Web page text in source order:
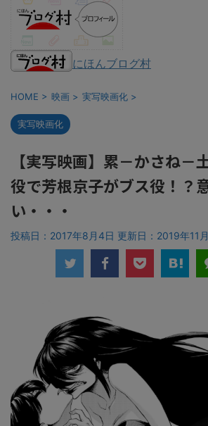
にほんブログ村
HOME > 映画 > 実写映画化 >
実写映画化
【実写映画】累－かさね－
役で芳根京子がブス役！？
い・・・
投稿日：2017年8月4日 更新日： 2019年11